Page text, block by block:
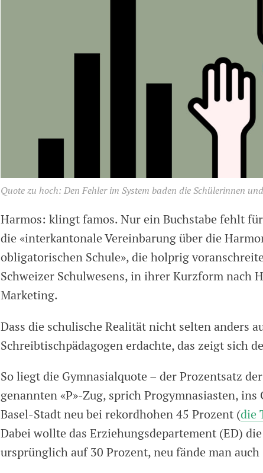
Quote zu hoch: Den Fehler im System baden die Schülerinnen
Harmos: klingt famos. Nur ein Buchstabe fehlt
die «interkantonale Vereinbarung über die
obligatorischen Schule», die holprig
Schweizer Schulwesens, in ihrer Kurzform nach
Marketing.
Dass die schulische Realität nicht selten anders
Schreibtischpädagogen erdachte, das zeigt sich
So liegt die Gymnasialquote – der Prozentsatz
genannten «P»-Zug, sprich Progymnasiasten,
Basel-Stadt neu bei rekordhohen 45 Prozent (die
Dabei wollte das Erziehungsdepartement (ED)
ursprünglich auf 30 Prozent, neu fände man